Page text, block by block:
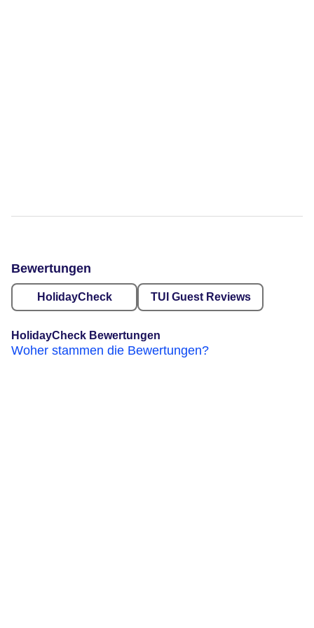
Bewertungen
HolidayCheck TUI Guest Reviews
HolidayCheck Bewertungen
Woher stammen die Bewertungen?